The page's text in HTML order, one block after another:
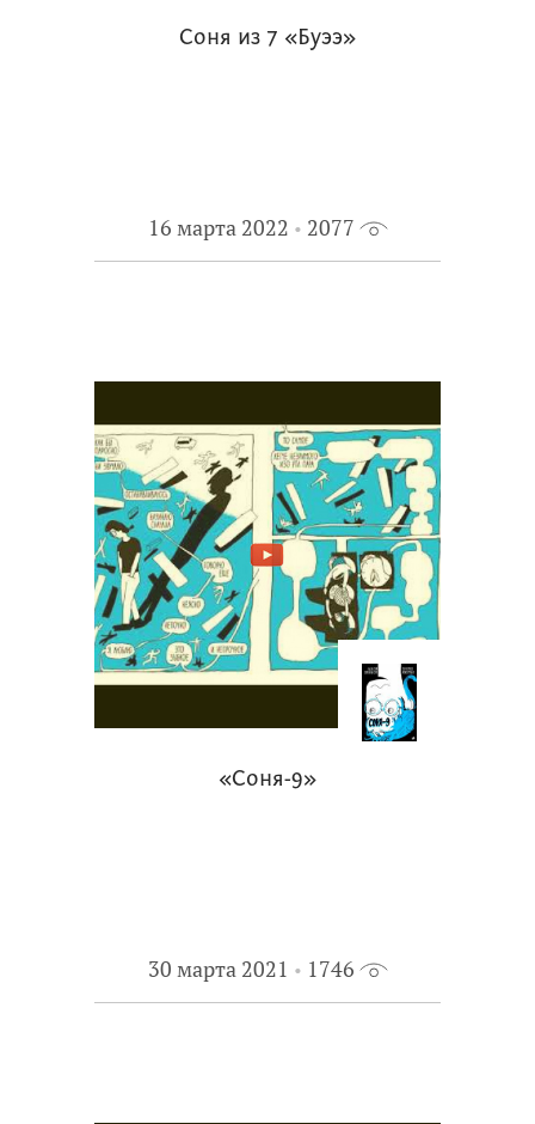
Соня из 7 «Буээ»
16 марта 2022 2077
«Соня-9»
30 марта 2021 1746